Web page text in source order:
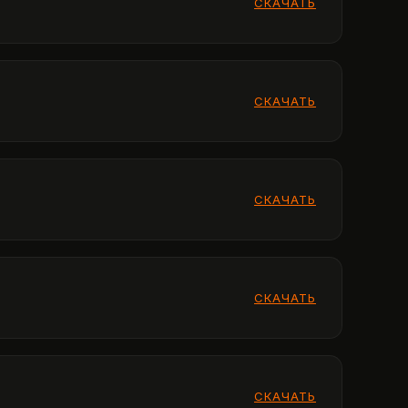
СКАЧАТЬ
СКАЧАТЬ
СКАЧАТЬ
СКАЧАТЬ